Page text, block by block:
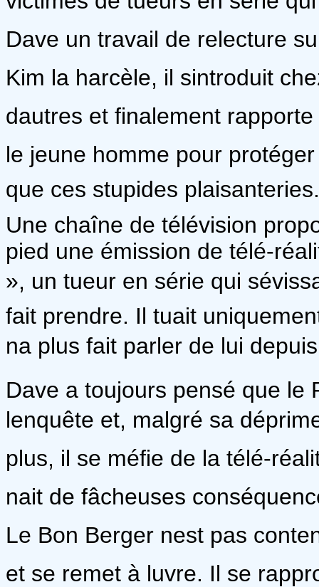
Dave un travail de relecture
Kim la harcèle, il sintroduit
dautres et finalement
le jeune homme pour
que ces stupides plaisanteries.
Une chaîne de télévision
pied une émission de télé-
», un tueur en série qui
fait prendre. Il tuait
na plus fait parler de lui
Dave a toujours pensé que le
lenquête et, malgré sa
plus, il se méfie de la télé-
nait de fâcheuses
Le Bon Berger nest pas
et se remet à luvre. Il se